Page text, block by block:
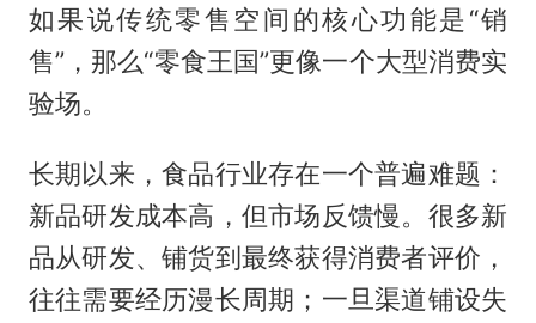
如果说传统零售空间的核心功能是“销
售”，那么“零食王国”更像一个大型消费实
验场。
长期以来，食品行业存在一个普遍难题：
新品研发成本高，但市场反馈慢。很多新
品从研发、铺货到最终获得消费者评价，
往往需要经历漫长周期；一旦渠道铺设失